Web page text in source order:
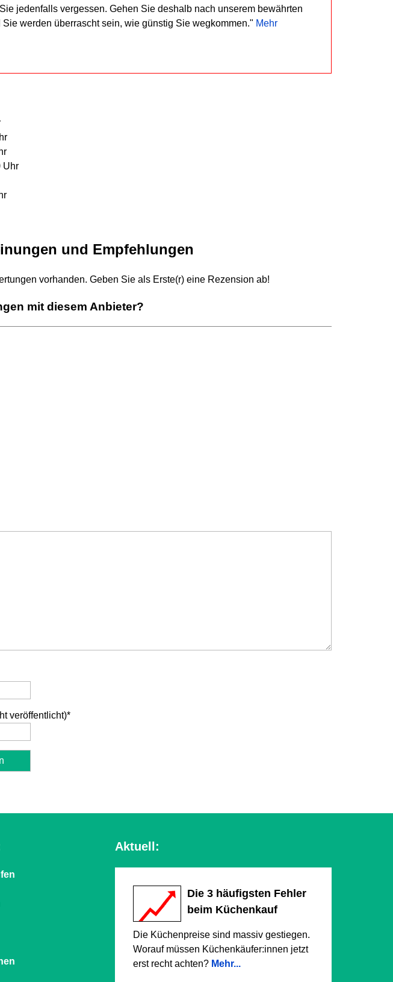
jedenfalls vergessen. Gehen Sie deshalb nach unserem bewährten
Sie werden überrascht sein, wie günstig Sie wegkommen." Mehr
Uhr
und Empfehlungen
vorhanden. Geben Sie als Erste(r) eine Rezension ab!
mit diesem Anbieter?
veröffentlicht)*
Aktuell:
Die 3 häufigsten Fehler
beim Küchenkauf
Die Küchenpreise sind massiv gestiegen.
Worauf müssen Küchenkäufer:innen jetzt
erst recht achten? Mehr...